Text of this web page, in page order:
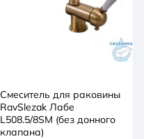
Смеситель для раковины
RavSlezak Лабе
L508.5/8SM (без донного
клапана)